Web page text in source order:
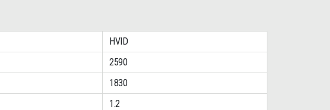
HVID
2590
1830
1.2